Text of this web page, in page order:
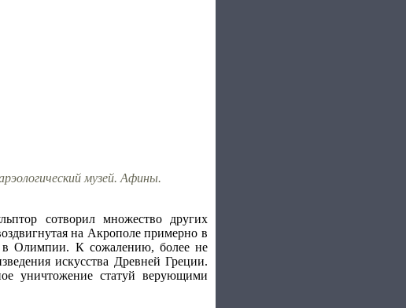
музей. Афины.
сотворил множество других
на Акрополе примерно в
в Олимпии. К сожалению, более не
искусства Древней Греции.
уничтожение статуй верующими